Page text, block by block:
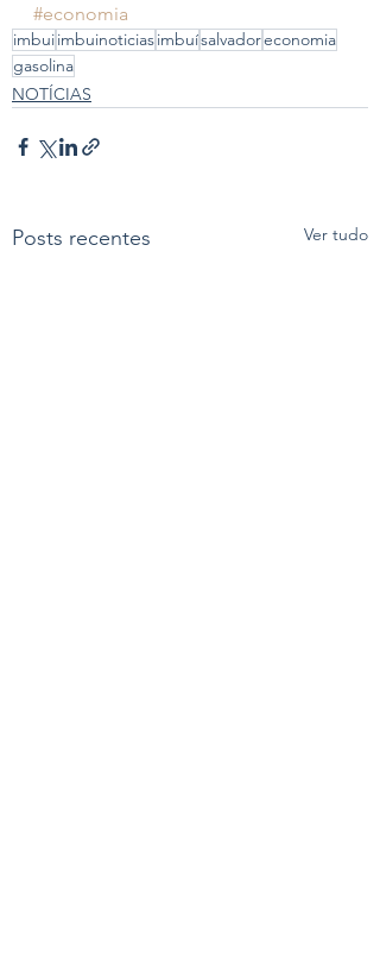
#economia
imbuiimbuinoticiasimbuísalvadoreconomia
gasolina
NOTÍCIAS
Posts recentes Ver tudo